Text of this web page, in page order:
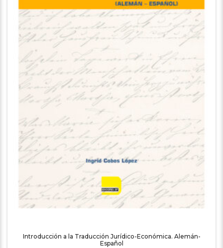
Introducción a la Traducción Jurídico-Económica. Alemán-
Español